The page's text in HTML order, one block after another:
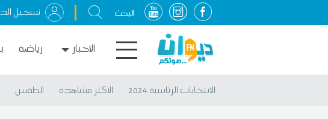
تسجيل
الاخبار رياضة
الانتخابات الرئاسية 2024 الأكثر مشاهدة الطقس